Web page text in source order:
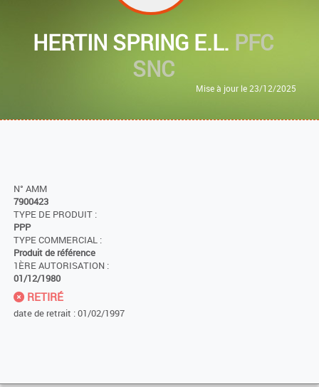
HERTIN SPRING E.L. PFC
SNC
Mise à jour le 23/12/2025
N° AMM
7900423
TYPE DE PRODUIT :
PPP
TYPE COMMERCIAL :
Produit de référence
1ÈRE AUTORISATION :
01/12/1980
RETIRÉ
date de retrait : 01/02/1997